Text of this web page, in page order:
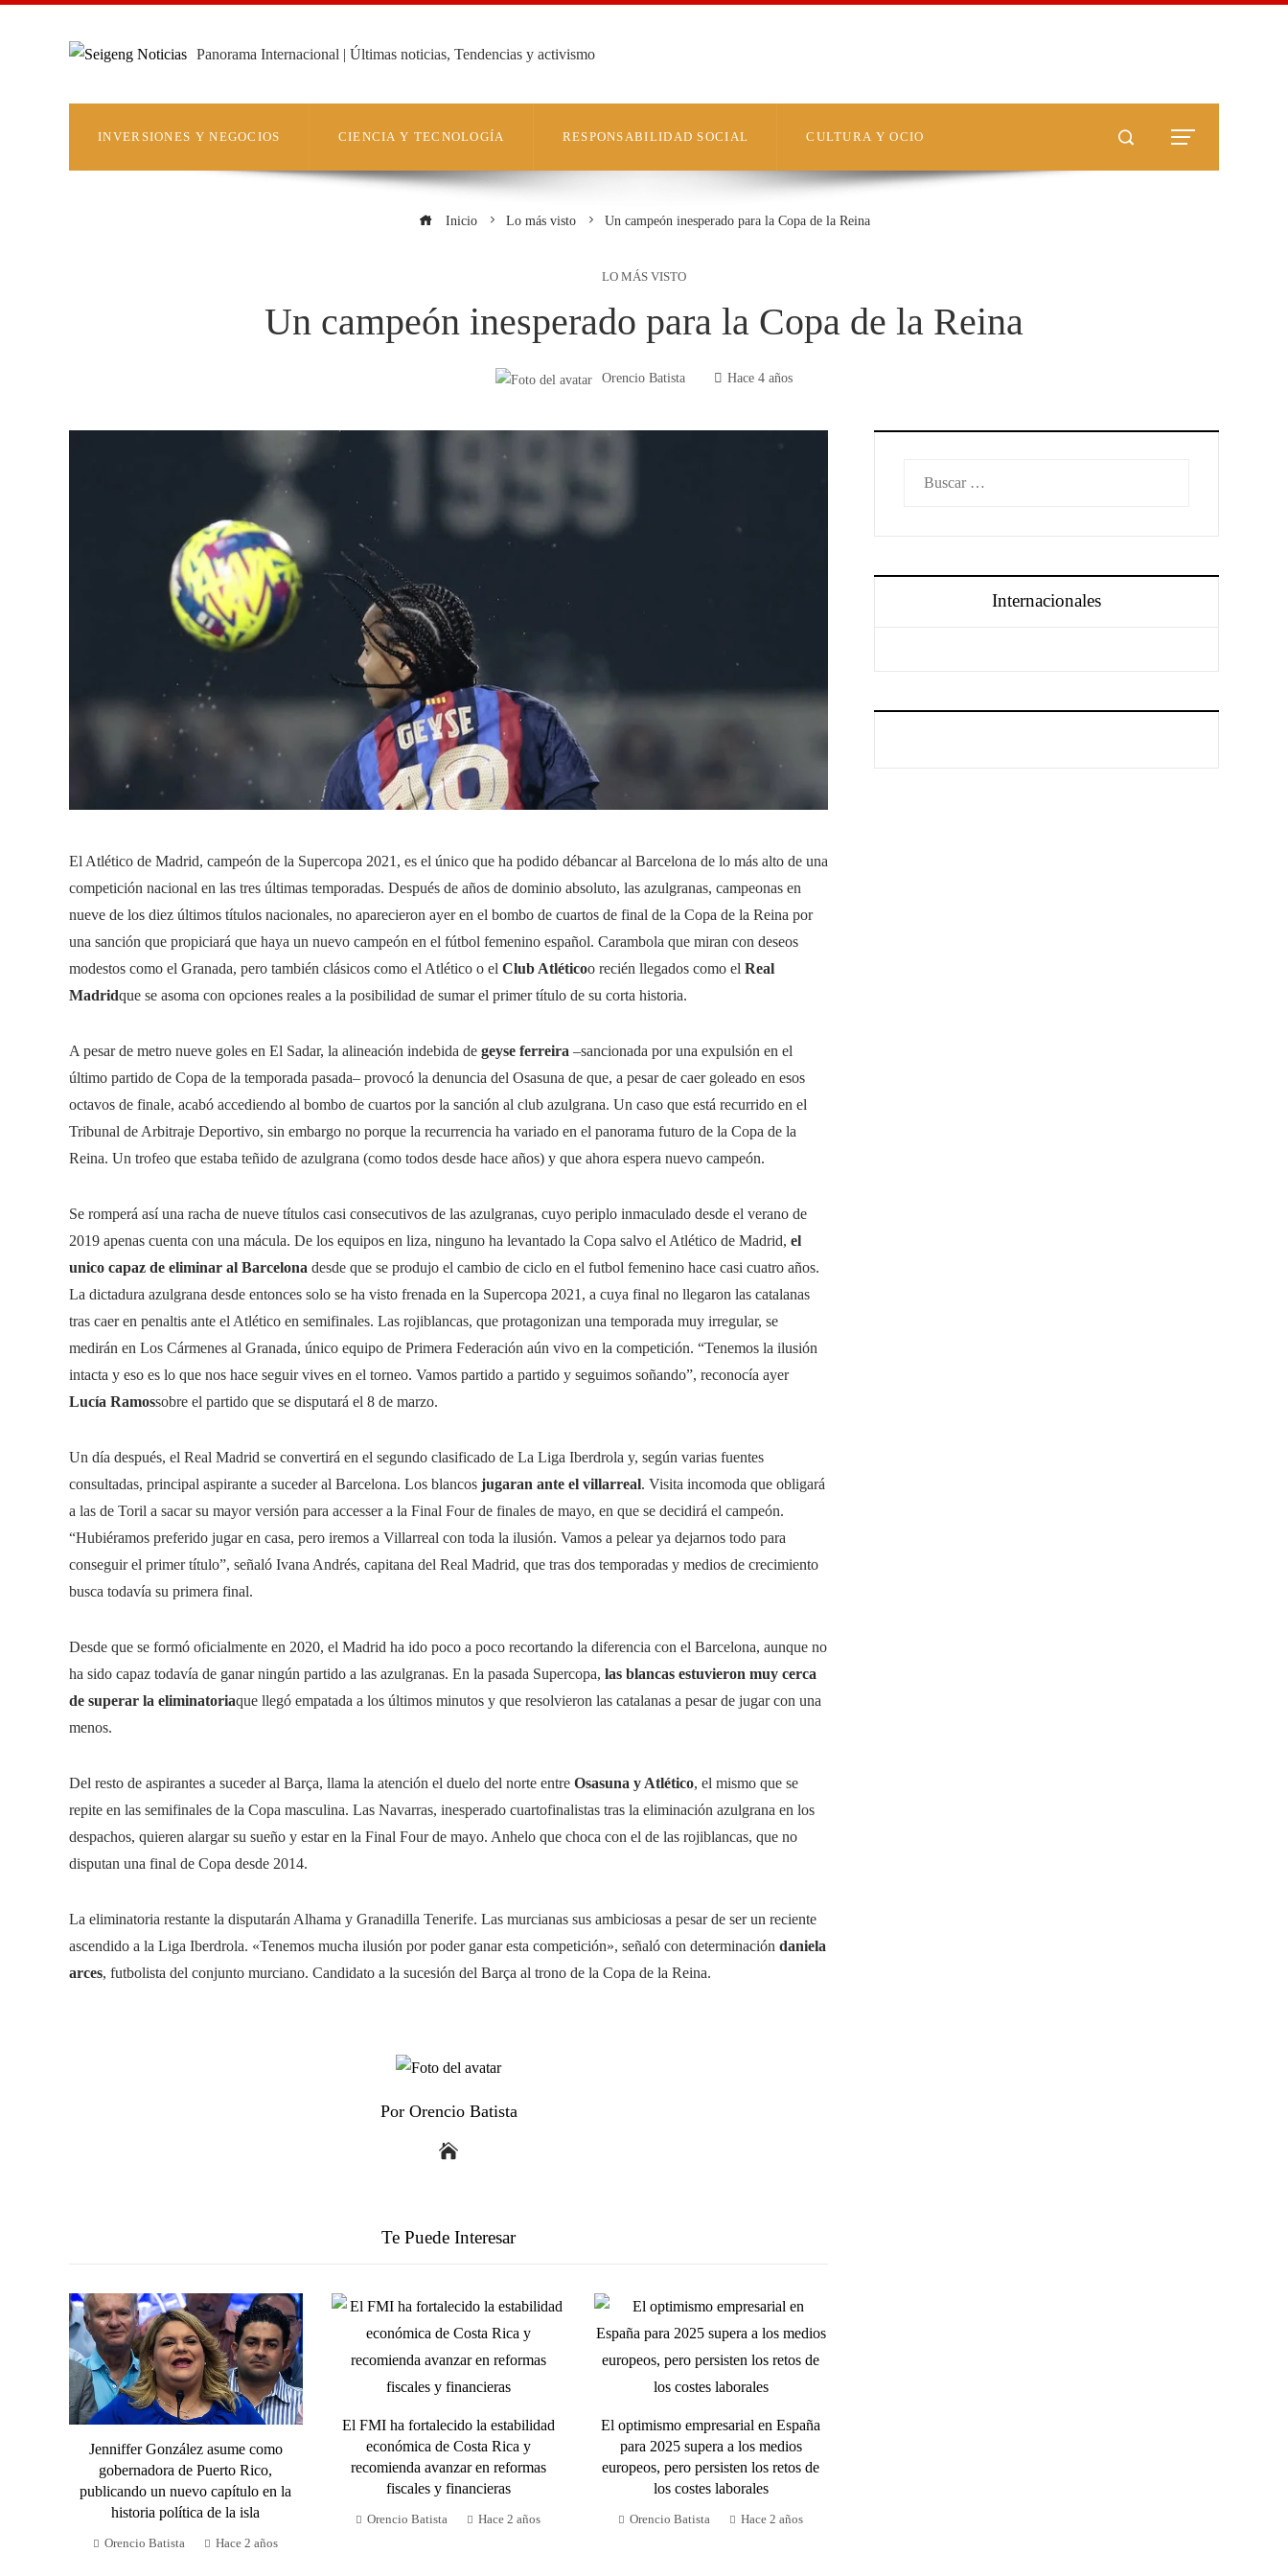
Panorama Internacional | Últimas noticias, Tendencias y activismo
INVERSIONES Y NEGOCIOS CIENCIA Y TECNOLOGÍA RESPONSABILIDAD SOCIAL CULTURA Y OCIO
Inicio Lo más visto Un campeón inesperado para la Copa de la Reina
LO MÁS VISTO
Un campeón inesperado para la Copa de la Reina
Orencio Batista Hace 4 años
El Atlético de Madrid, campeón de la Supercopa 2021, es el único que ha podido débancar al Barcelona de lo más alto de una
competición nacional en las tres últimas temporadas. Después de años de dominio absoluto, las azulgranas, campeonas en
nueve de los diez últimos títulos nacionales, no aparecieron ayer en el bombo de cuartos de final de la Copa de la Reina por
una sanción que propiciará que haya un nuevo campeón en el fútbol femenino español. Carambola que miran con deseos
modestos como el Granada, pero también clásicos como el Atlético o el Club Atléticoo recién llegados como el Real
Madridque se asoma con opciones reales a la posibilidad de sumar el primer título de su corta historia.
A pesar de metro nueve goles en El Sadar, la alineación indebida de geyse ferreira –sancionada por una expulsión en el
último partido de Copa de la temporada pasada– provocó la denuncia del Osasuna de que, a pesar de caer goleado en esos
octavos de finale, acabó accediendo al bombo de cuartos por la sanción al club azulgrana. Un caso que está recurrido en el
Tribunal de Arbitraje Deportivo, sin embargo no porque la recurrencia ha variado en el panorama futuro de la Copa de la
Reina. Un trofeo que estaba teñido de azulgrana (como todos desde hace años) y que ahora espera nuevo campeón.
Se romperá así una racha de nueve títulos casi consecutivos de las azulgranas, cuyo periplo inmaculado desde el verano de
2019 apenas cuenta con una mácula. De los equipos en liza, ninguno ha levantado la Copa salvo el Atlético de Madrid, el
unico capaz de eliminar al Barcelona desde que se produjo el cambio de ciclo en el futbol femenino hace casi cuatro años.
La dictadura azulgrana desde entonces solo se ha visto frenada en la Supercopa 2021, a cuya final no llegaron las catalanas
tras caer en penaltis ante el Atlético en semifinales. Las rojiblancas, que protagonizan una temporada muy irregular, se
medirán en Los Cármenes al Granada, único equipo de Primera Federación aún vivo en la competición. “Tenemos la ilusión
intacta y eso es lo que nos hace seguir vives en el torneo. Vamos partido a partido y seguimos soñando”, reconocía ayer
Lucía Ramossobre el partido que se disputará el 8 de marzo.
Un día después, el Real Madrid se convertirá en el segundo clasificado de La Liga Iberdrola y, según varias fuentes
consultadas, principal aspirante a suceder al Barcelona. Los blancos jugaran ante el villarreal. Visita incomoda que obligará
a las de Toril a sacar su mayor versión para accesser a la Final Four de finales de mayo, en que se decidirá el campeón.
“Hubiéramos preferido jugar en casa, pero iremos a Villarreal con toda la ilusión. Vamos a pelear ya dejarnos todo para
conseguir el primer título”, señaló Ivana Andrés, capitana del Real Madrid, que tras dos temporadas y medios de crecimiento
busca todavía su primera final.
Desde que se formó oficialmente en 2020, el Madrid ha ido poco a poco recortando la diferencia con el Barcelona, ​​aunque no
ha sido capaz todavía de ganar ningún partido a las azulgranas. En la pasada Supercopa, las blancas estuvieron muy cerca
de superar la eliminatoriaque llegó empatada a los últimos minutos y que resolvieron las catalanas a pesar de jugar con una
menos.
Del resto de aspirantes a suceder al Barça, llama la atención el duelo del norte entre Osasuna y Atlético, el mismo que se
repite en las semifinales de la Copa masculina. Las Navarras, inesperado cuartofinalistas tras la eliminación azulgrana en los
despachos, quieren alargar su sueño y estar en la Final Four de mayo. Anhelo que choca con el de las rojiblancas, que no
disputan una final de Copa desde 2014.
La eliminatoria restante la disputarán Alhama y Granadilla Tenerife. Las murcianas sus ambiciosas a pesar de ser un reciente
ascendido a la Liga Iberdrola. «Tenemos mucha ilusión por poder ganar esta competición», señaló con determinación daniela
arces, futbolista del conjunto murciano. Candidato a la sucesión del Barça al trono de la Copa de la Reina.
Por Orencio Batista
Te Puede Interesar
Jenniffer González asume como
gobernadora de Puerto Rico,
publicando un nuevo capítulo en la
historia política de la isla
Orencio Batista Hace 2 años
El FMI ha fortalecido la estabilidad
económica de Costa Rica y
recomienda avanzar en reformas
fiscales y financieras
Orencio Batista Hace 2 años
El optimismo empresarial en España
para 2025 supera a los medios
europeos, pero persisten los retos de
los costes laborales
Orencio Batista Hace 2 años
Internacionales